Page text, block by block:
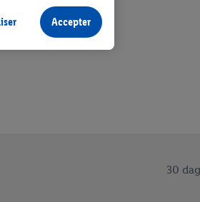
30
sans procéder à
terminaux ou
échéant, d’autres
à tout moment
Accepter